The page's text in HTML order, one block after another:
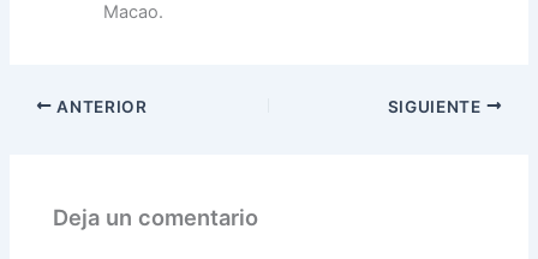
Macao.
ANTERIOR SIGUIENTE
Deja un comentario